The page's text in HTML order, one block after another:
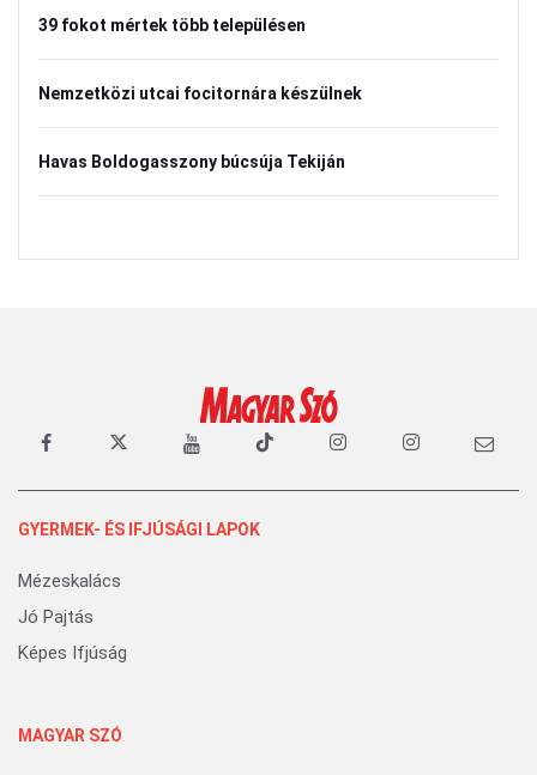
39 fokot mértek több településen
Nemzetközi utcai focitornára készülnek
Havas Boldogasszony búcsúja Tekiján
GYERMEK- ÉS IFJÚSÁGI LAPOK
Mézeskalács
Jó Pajtás
Képes Ifjúság
MAGYAR SZÓ